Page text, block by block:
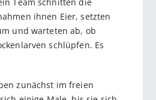
Team schnitten die
ihnen Eier, setzten
und warteten ab, ob
schlüpfen. Es
zunächst im freien